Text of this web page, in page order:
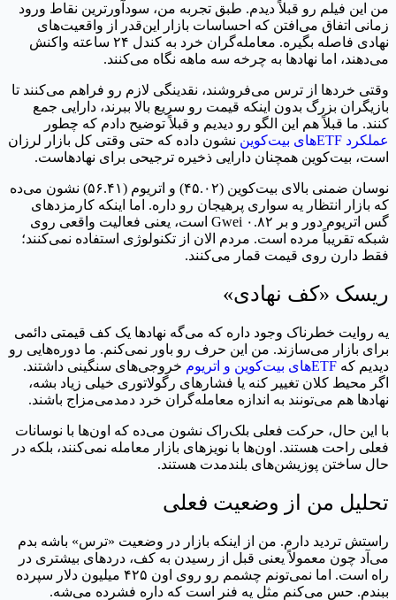
من این فیلم رو قبلاً دیدم. طبق تجربه من، سودآورترین نقاط ورود
زمانی اتفاق می‌افتن که احساسات بازار این‌قدر از واقعیت‌های
نهادی فاصله بگیره. معامله‌گران خرد به کندل ۲۴ ساعته واکنش
می‌دهند، اما نهادها به چرخه سه ماهه نگاه می‌کنند.
وقتی خردها از ترس می‌فروشند، نقدینگی لازم رو فراهم می‌کنند تا
بازیگران بزرگ بدون اینکه قیمت رو سریع بالا ببرند، دارایی جمع
کنند. ما قبلاً هم این الگو رو دیدیم و قبلاً توضیح دادم که چطور
عملکرد ETFهای بیت‌کوین
نشون داده که حتی وقتی کل بازار لرزان
است، بیت‌کوین همچنان دارایی ذخیره ترجیحی برای نهادهاست.
نوسان ضمنی بالای بیت‌کوین (۴۵.۰۲) و اتریوم (۵۶.۴۱) نشون می‌ده
که بازار انتظار یه سواری پرهیجان رو داره. اما اینکه کارمزدهای
گس اتریوم دور و بر ۰.۸۲ Gwei است، یعنی فعالیت واقعی روی
شبکه تقریباً مرده است. مردم الان از تکنولوژی استفاده نمی‌کنند؛
فقط دارن روی قیمت قمار می‌کنند.
ریسک «کف نهادی»
یه روایت خطرناک وجود داره که می‌گه نهادها یک کف قیمتی دائمی
برای بازار می‌سازند. من این حرف رو باور نمی‌کنم. ما دوره‌هایی رو
دیدیم که ETFهای بیت‌کوین و اتریوم
خروجی‌های سنگینی داشتند.
اگر محیط کلان تغییر کنه یا فشارهای رگولاتوری خیلی زیاد بشه،
نهادها هم می‌تونند به اندازه معامله‌گران خرد دمدمی‌مزاج باشند.
با این حال، حرکت فعلی بلک‌راک نشون می‌ده که اون‌ها با نوسانات
فعلی راحت هستند. اون‌ها با نویزهای بازار معامله نمی‌کنند، بلکه در
حال ساختن پوزیشن‌های بلندمدت هستند.
تحلیل من از وضعیت فعلی
راستش تردید دارم. من از اینکه بازار در وضعیت «ترس» باشه بدم
می‌آد چون معمولاً یعنی قبل از رسیدن به کف، دردهای بیشتری در
راه است. اما نمی‌تونم چشمم رو روی اون ۴۲۵ میلیون دلار سپرده
ببندم. حس می‌کنم مثل یه فنر است که داره فشرده می‌شه.